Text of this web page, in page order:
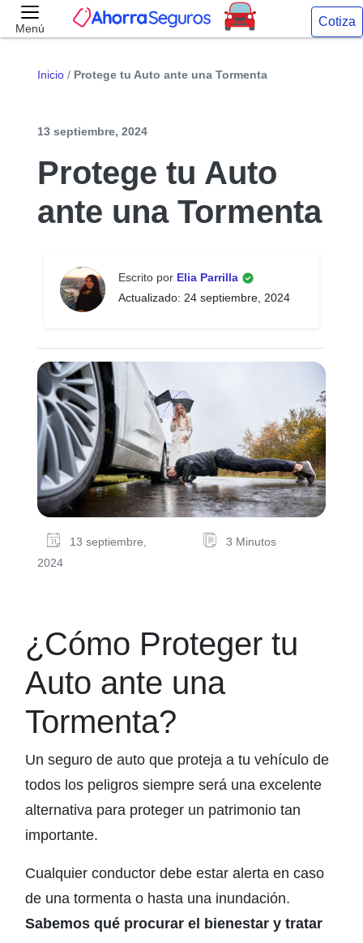
Menú Cotiza
Inicio / Protege tu Auto ante una Tormenta
13 septiembre, 2024
Protege tu Auto
ante una Tormenta
Escrito por Elia Parrilla
Actualizado: 24 septiembre, 2024
13 septiembre,
2024
3 Minutos
¿Cómo Proteger tu
Auto ante una
Tormenta?
Un seguro de auto que proteja a tu vehículo de
todos los peligros siempre será una excelente
alternativa para proteger un patrimonio tan
importante.
Cualquier conductor debe estar alerta en caso
de una tormenta o hasta una inundación.
Sabemos qué procurar el bienestar y tratar